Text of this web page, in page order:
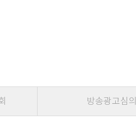
방송광고심의